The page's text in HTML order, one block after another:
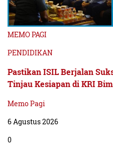
MEMO PAGI
PENDIDIKAN
Pastikan ISIL Berjalan
Tinjau Kesiapan di KRI
Memo Pagi
6 Agustus 2026
0